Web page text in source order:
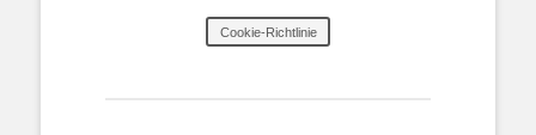
Cookie-Richtlinie